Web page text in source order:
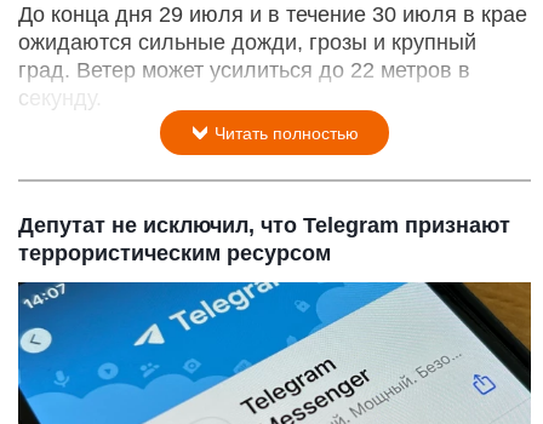
До конца дня 29 июля и в течение 30 июля в крае
ожидаются сильные дожди, грозы и крупный
град. Ветер может усилиться до 22 метров в
секунду.
Читать полностью
Депутат не исключил, что Telegram признают
террористическим ресурсом